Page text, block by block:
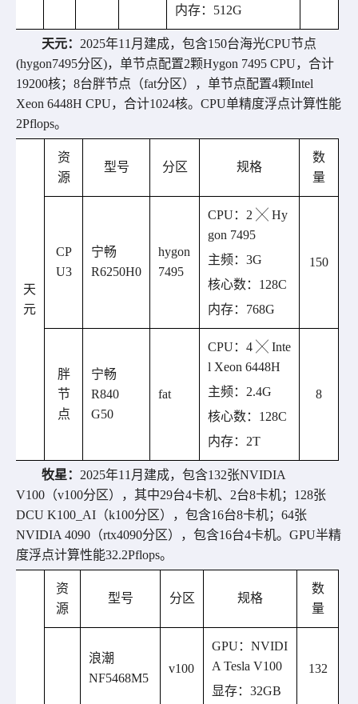
内存： 512G
天元： 2025年11 月建成，包含150台海光CPU节点
(hygon7495分区)，单节点配置2颗Hygon 7495 CPU，合计
19200核； 8台胖节点 （fat分区） ，单节点配置4颗Intel
Xeon 6448H CPU，合计1024核。 CPU单精度浮点计算性能
2Pflops。
天
元
资
源
型号 分区 规格
数
量
CP
U3
宁畅
R6250H0
hygon
7495
CPU ： 2 ╳ Hy
gon 7495
主频： 3G
核心数： 128C
内存： 768G
150
胖
节
点
宁畅
R840
G50
fat
CPU ： 4 ╳ Inte
l Xeon 6448H
主频： 2.4G
核心数： 128C
内存： 2T
8
牧星： 2025年11 月建成，包含132张NVIDIA
V100 （v100分区） ，其中29台4卡机、 2台8卡机； 128张
DCU K100_AI （k100分区） ，包含16台8卡机； 64张
NVIDIA 4090 （rtx4090分区） ，包含16台4卡机。 GPU半精
度浮点计算性能32.2Pflops。
资
源
型号 分区 规格
数
量
浪潮
NF5468M5
v100
GPU ： NVIDI
A Tesla V100
显存： 32GB
132